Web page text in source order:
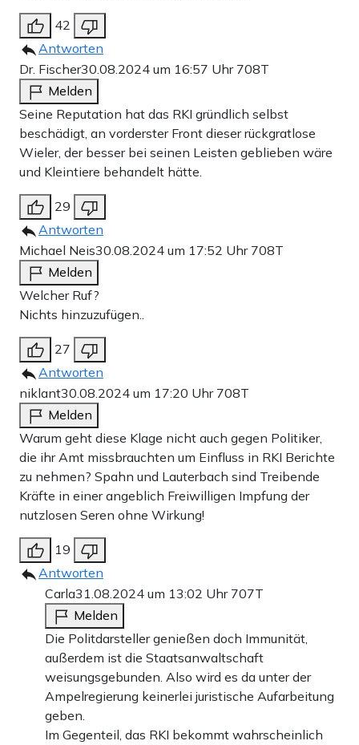
42
Antworten
Dr. Fischer30.08.2024 um 16:57 Uhr 708T
Melden
Seine Reputation hat das RKI gründlich selbst
beschädigt, an vorderster Front dieser rückgratlose
Wieler, der besser bei seinen Leisten geblieben wäre
und Kleintiere behandelt hätte.
29
Antworten
Michael Neis30.08.2024 um 17:52 Uhr 708T
Melden
Welcher Ruf?
Nichts hinzuzufügen..
27
Antworten
niklant30.08.2024 um 17:20 Uhr 708T
Melden
Warum geht diese Klage nicht auch gegen Politiker,
die ihr Amt missbrauchten um Einfluss in RKI Berichte
zu nehmen? Spahn und Lauterbach sind Treibende
Kräfte in einer angeblich Freiwilligen Impfung der
nutzlosen Seren ohne Wirkung!
19
Antworten
Carla31.08.2024 um 13:02 Uhr 707T
Melden
Die Politdarsteller genießen doch Immunität,
außerdem ist die Staatsanwaltschaft
weisungsgebunden. Also wird es da unter der
Ampelregierung keinerlei juristische Aufarbeitung
geben.
Im Gegenteil, das RKI bekommt wahrscheinlich